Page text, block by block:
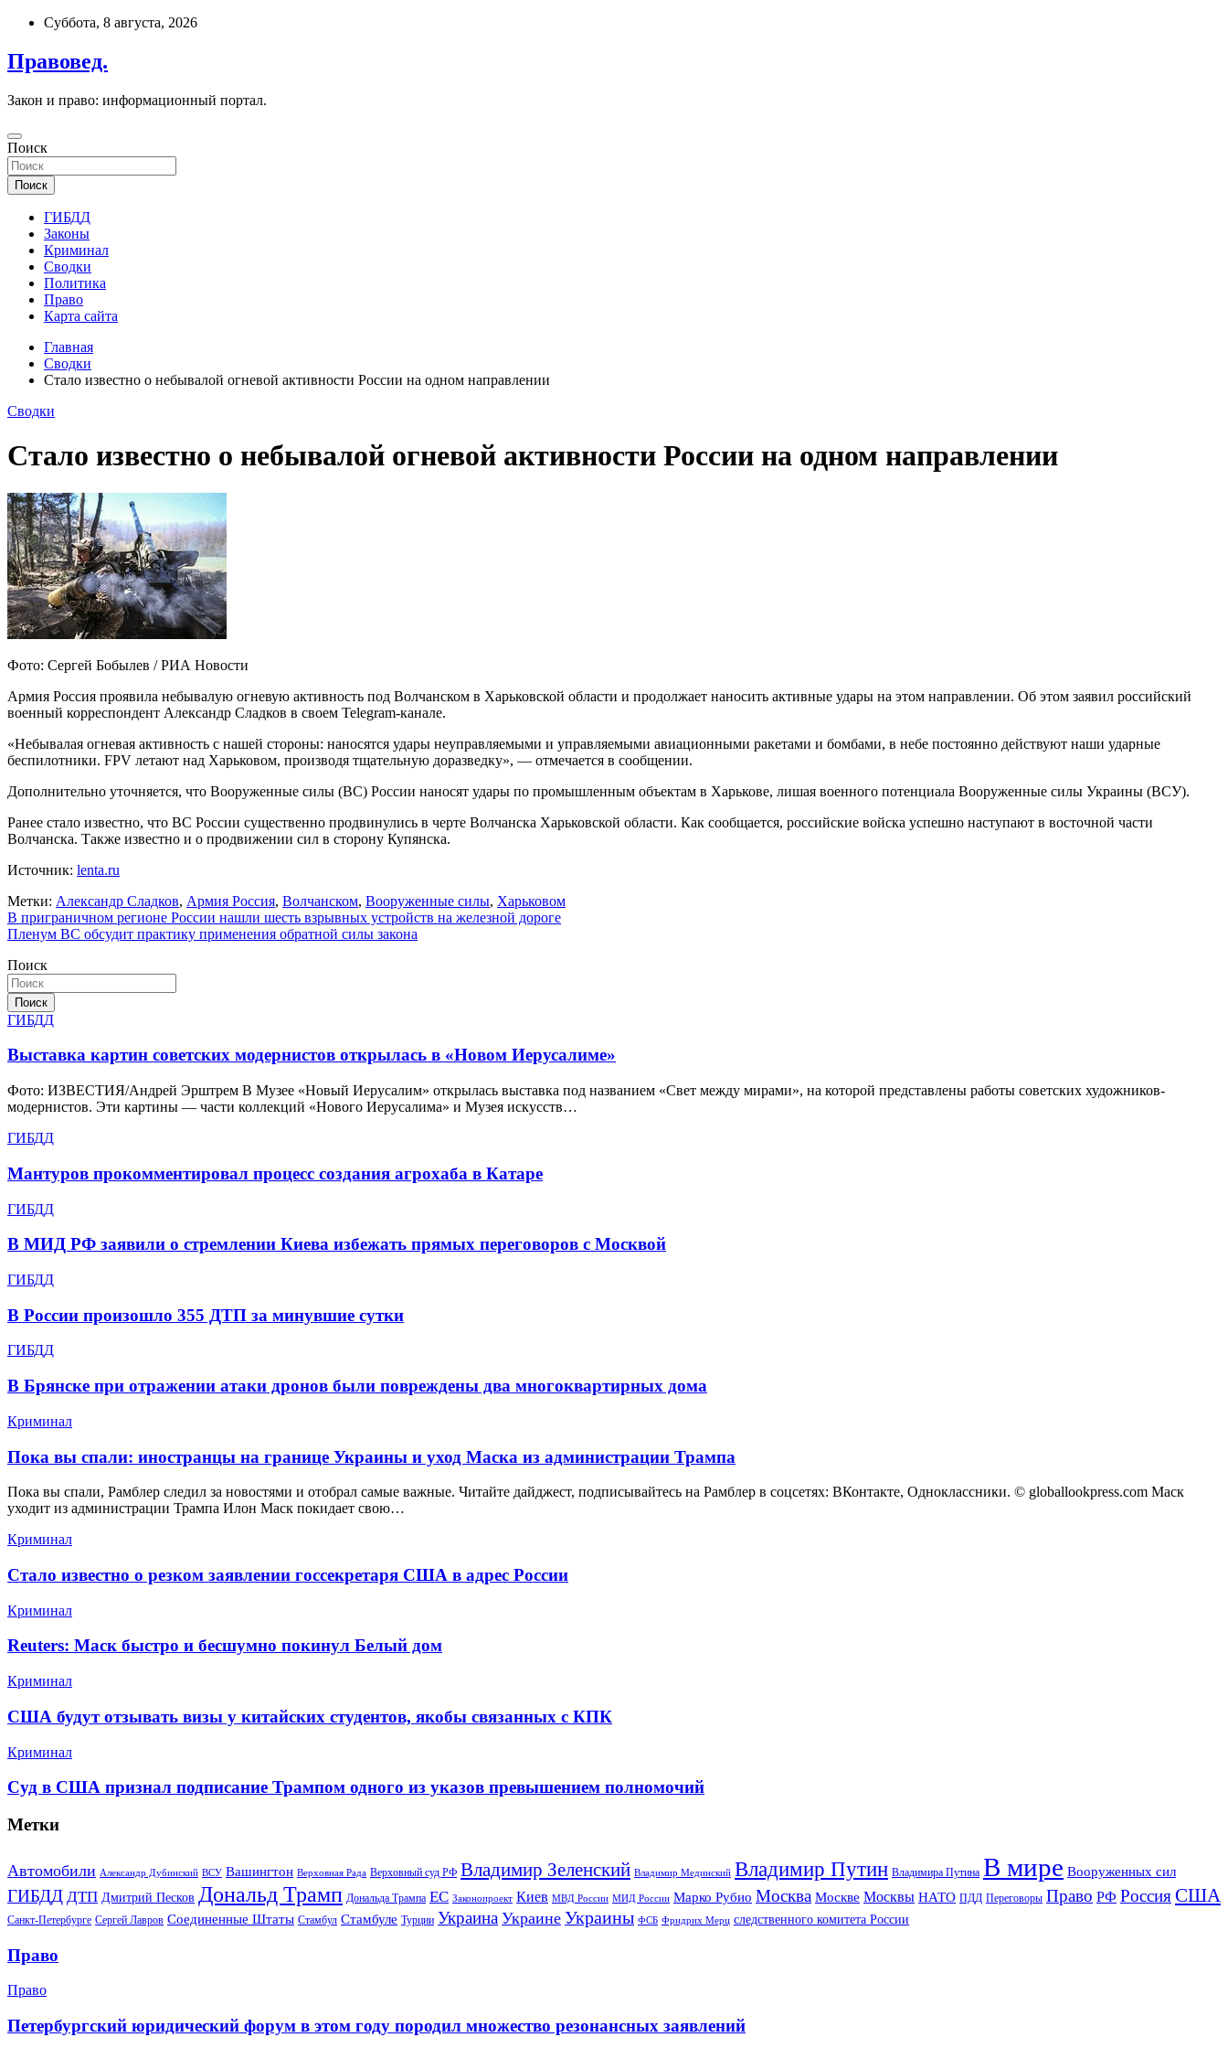
Перейти
содержимому
Суббота, 8 августа, 2026
Правовед.
Закон и право: информационный портал.
Поиск
Поиск
ГИБДД
Законы
Криминал
Сводки
Политика
Право
Карта сайта
Главная
Сводки
Стало известно о небывалой огневой активности России на одном направлении
Сводки
Стало известно о небывалой огневой активности России на одном направлении
Фото: Сергей Бобылев / РИА Новости
Армия Россия проявила небывалую огневую активность под Волчанском в Харьковской области и продолжает наносить активные удары на этом направлении. Об этом заявил российский
военный корреспондент Александр Сладков в своем Telegram-канале.
«Небывалая огневая активность с нашей стороны: наносятся удары неуправляемыми и управляемыми авиационными ракетами и бомбами, в небе постоянно действуют наши ударные
беспилотники. FPV летают над Харьковом, производя тщательную доразведку», — отмечается в сообщении.
Дополнительно уточняется, что Вооруженные силы (ВС) России наносят удары по промышленным объектам в Харькове, лишая военного потенциала Вооруженные силы Украины (ВСУ).
Ранее стало известно, что ВС России существенно продвинулись в черте Волчанска Харьковской области. Как сообщается, российские войска успешно наступают в восточной части
Волчанска. Также известно и о продвижении сил в сторону Купянска.
Источник: lenta.ru
Метки: Александр Сладков, Армия Россия, Волчанском, Вооруженные силы, Харьковом
Навигация
по
записям
В приграничном регионе России нашли шесть взрывных устройств на железной дороге
Пленум ВС обсудит практику применения обратной силы закона
Поиск
Поиск
ГИБДД
Выставка картин советских модернистов открылась в «Новом Иерусалиме»
Фото: ИЗВЕСТИЯ/Андрей Эрштрем В Музее «Новый Иерусалим» открылась выставка под названием «Свет между мирами», на которой представлены работы советских художников-
модернистов. Эти картины — части коллекций «Нового Иерусалима» и Музея искусств…
ГИБДД
Мантуров прокомментировал процесс создания агрохаба в Катаре
ГИБДД
В МИД РФ заявили о стремлении Киева избежать прямых переговоров с Москвой
ГИБДД
В России произошло 355 ДТП за минувшие сутки
ГИБДД
В Брянске при отражении атаки дронов были повреждены два многоквартирных дома
Криминал
Пока вы спали: иностранцы на границе Украины и уход Маска из администрации Трампа
Пока вы спали, Рамблер следил за новостями и отобрал самые важные. Читайте дайджест, подписывайтесь на Рамблер в соцсетях: ВКонтакте, Одноклассники. © globallookpress.com Маск
уходит из администрации Трампа Илон Маск покидает свою…
Криминал
Стало известно о резком заявлении госсекретаря США в адрес России
Криминал
Reuters: Маск быстро и бесшумно покинул Белый дом
Криминал
США будут отзывать визы у китайских студентов, якобы связанных с КПК
Криминал
Суд в США признал подписание Трампом одного из указов превышением полномочий
Метки
Автомобили Александр Дубинский ВСУ Вашингтон Верховная Рада Верховный суд РФ Владимир Зеленский Владимир Мединский Владимир Путин Владимира Путина В мире Вооруженных сил
ГИБДД ДТП Дмитрий Песков Дональд Трамп Дональда Трампа ЕС Законопроект Киев МВД России МИД России Марко Рубио Москва Москве Москвы НАТО ПДД Переговоры Право РФ РоссияСША
Санкт-Петербурге Сергей Лавров Соединенные Штаты Стамбул Стамбуле Турции Украина Украине Украины ФСБ Фридрих Мерц следственного комитета России
Право
Право
Петербургский юридический форум в этом году породил множество резонансных заявлений